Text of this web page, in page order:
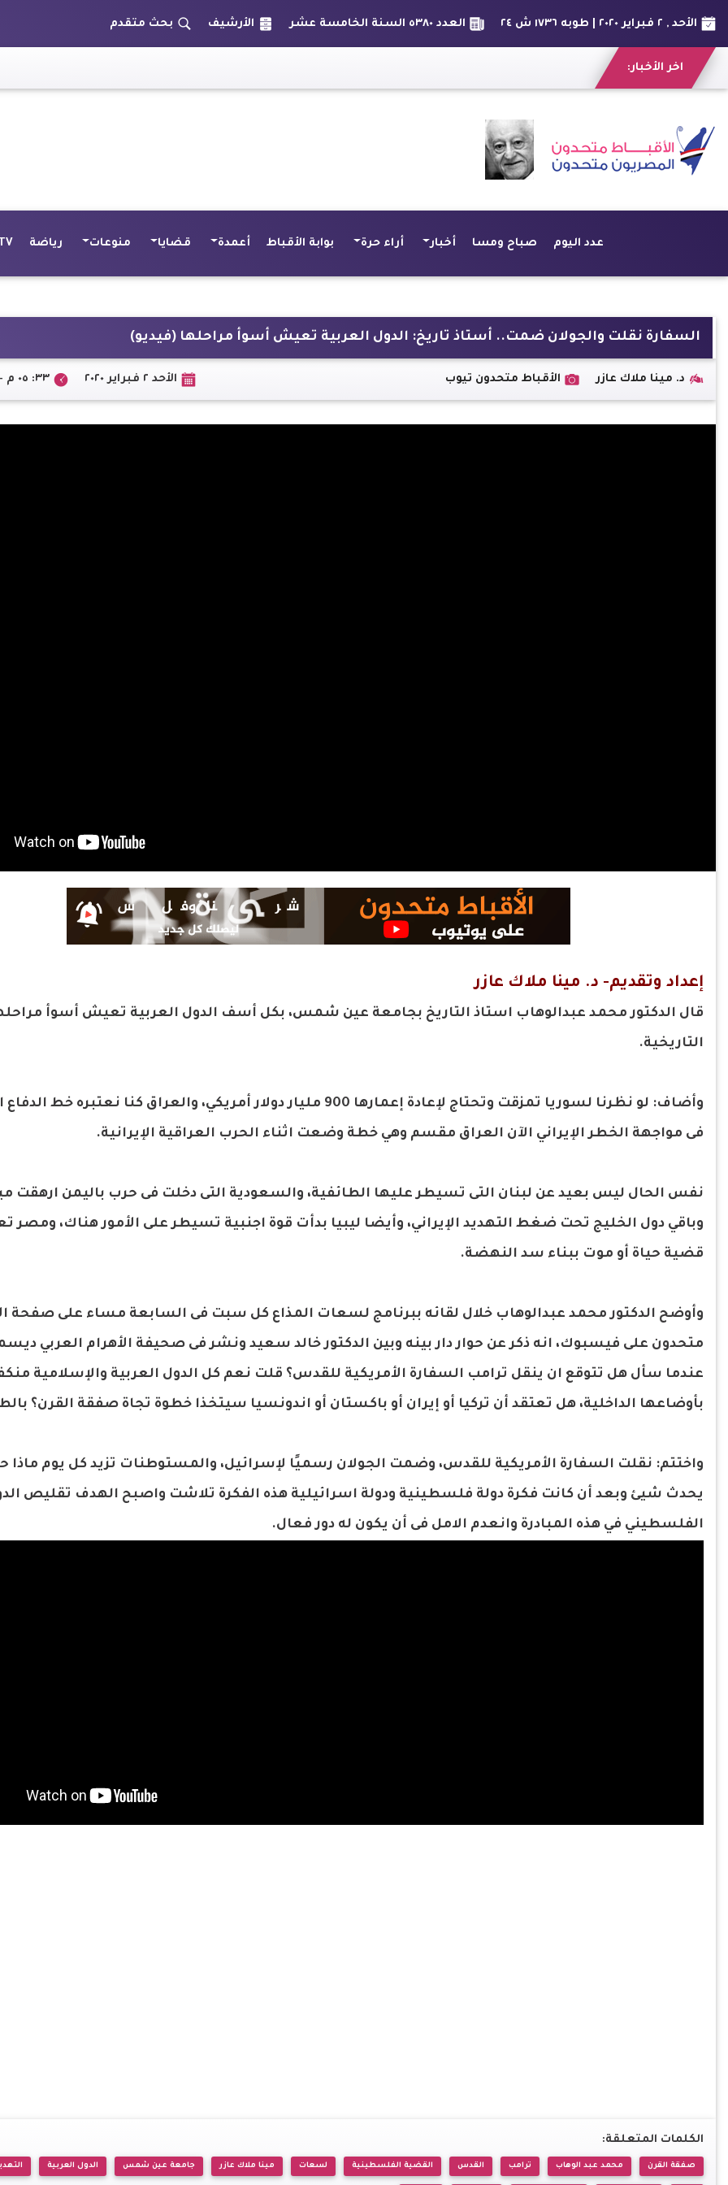
الأحد , ٢ فبراير ٢٠٢٠ | طوبه ١٧٣٦ ش ٢٤ العدد ٥٣٨٠ السنة الخامسة عشر الأرشيف بحث متقدم
اخر الأخبار:
عدد اليوم صباح ومسا أخبار أراء حرة بوابة الأقباط أعمدة قضايا منوعات رياضة
السفارة نقلت والجولان ضمت.. أستاذ تاريخ: الدول العربية تعيش أسوأ مراحلها (فيديو)
د. مينا ملاك عازر الأقباط متحدون تيوب الأحد ٢ فبراير ٢٠٢٠ ٣٣: ٠٥ م +02:00 CEST
إعداد وتقديم- د. مينا ملاك عازر
قال الدكتور محمد عبدالوهاب استاذ التاريخ بجامعة عين شمس، بكل أسف الدول العربية تعيش أسوأ
التاريخية.
وأضاف: لو نظرنا لسوريا تمزقت وتحتاج لإعادة إعمارها 900 مليار دولار أمريكي، والعراق كنا نعتبره
فى مواجهة الخطر الإيراني الآن العراق مقسم وهي خطة وضعت اثناء الحرب العراقية الإيرانية.
نفس الحال ليس بعيد عن لبنان التى تسيطر عليها الطائفية، والسعودية التى دخلت فى حرب باليمن ارهقت
وباقي دول الخليج تحت ضغط التهديد الإيراني، وأيضا ليبيا بدأت قوة اجنبية تسيطر على الأمور هناك، ومصر
قضية حياة أو موت ببناء سد النهضة.
وأوضح الدكتور محمد عبدالوهاب خلال لقائه ببرنامج لسعات المذاع كل سبت فى السابعة مساء على صفحة
عندما سأل هل تتوقع ان ينقل ترامب السفارة الأمريكية للقدس؟ قلت نعم كل الدول العربية والإسلامية
بأوضاعها الداخلية، هل تعتقد أن تركيا أو إيران أو باكستان أو اندونسيا سيتخذا خطوة تجاة صفقة القرن؟
واختتم: نقلت السفارة الأمريكية للقدس، وضمت الجولان رسميًا لإسرائيل، والمستوطنات تزيد كل يوم ماذا
يحدث شيئ وبعد أن كانت فكرة دولة فلسطينية ودولة اسرائيلية هذه الفكرة تلاشت واصبح الهدف تقليص
الفلسطيني في هذه المبادرة وانعدم الامل فى أن يكون له دور فعال.
الكلمات المتعلقة:
صفقة القرن محمد عبد الوهاب ترامب القدس القضية الفلسطينية لسعات مينا ملاك عازر جامعة عين شمس الدول العربية